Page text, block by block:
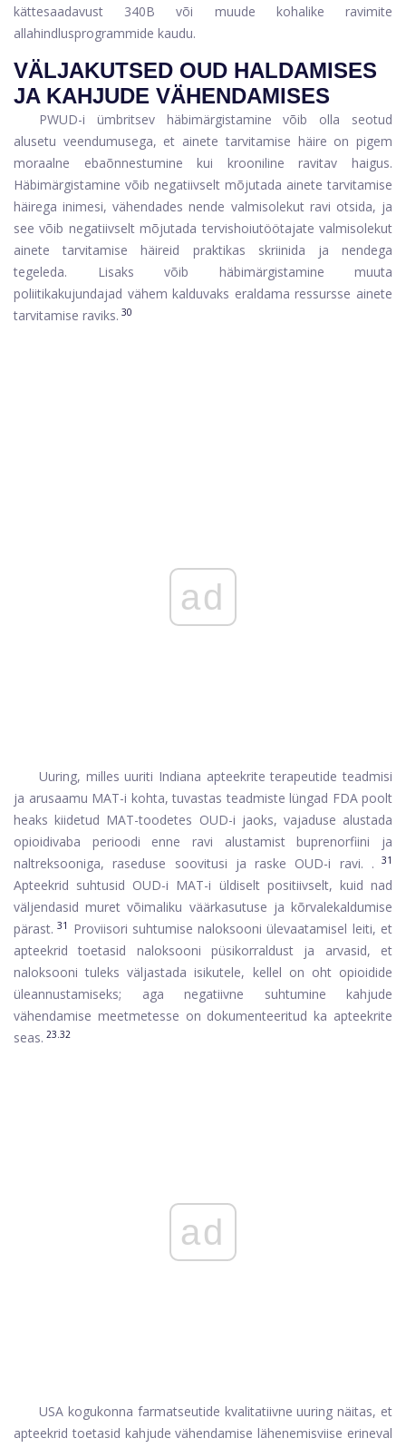
kättesaadavust 340B või muude kohalike ravimite
allahindlusprogrammide kaudu.
VÄLJAKUTSED OUD HALDAMISES
JA KAHJUDE VÄHENDAMISES
PWUD-i ümbritsev häbimärgistamine võib olla seotud
alusetu veendumusega, et ainete tarvitamise häire on pigem
moraalne ebaõnnestumine kui krooniline ravitav haigus.
Häbimärgistamine võib negatiivselt mõjutada ainete tarvitamise
häirega inimesi, vähendades nende valmisolekut ravi otsida, ja
see võib negatiivselt mõjutada tervishoiutöötajate valmisolekut
ainete tarvitamise häireid praktikas skriinida ja nendega
tegeleda. Lisaks võib häbimärgistamine muuta
poliitikakujundajad vähem kalduvaks eraldama ressursse ainete
tarvitamise raviks. 30
ad
Uuring, milles uuriti Indiana apteekrite terapeutide teadmisi
ja arusaamu MAT-i kohta, tuvastas teadmiste lüngad FDA poolt
heaks kiidetud MAT-toodetes OUD-i jaoks, vajaduse alustada
opioidivaba perioodi enne ravi alustamist buprenorfiini ja
naltreksooniga, raseduse soovitusi ja raske OUD-i ravi. . 31
Apteekrid suhtusid OUD-i MAT-i üldiselt positiivselt, kuid nad
väljendasid muret võimaliku väärkasutuse ja kõrvalekaldumise
pärast. 31
Proviisori suhtumise naloksooni ülevaatamisel leiti, et
apteekrid toetasid naloksooni püsikorraldust ja arvasid, et
naloksooni tuleks väljastada isikutele, kellel on oht opioidide
üleannustamiseks; aga negatiivne suhtumine kahjude
vähendamise meetmetesse on dokumenteeritud ka apteekrite
seas. 23.32
ad
USA kogukonna farmatseutide kvalitatiivne uuring näitas, et
apteekrid toetasid kahjude vähendamise lähenemisviise erineval